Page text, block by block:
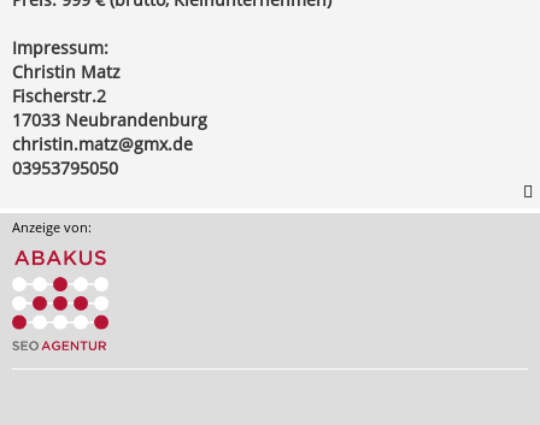
Impressum:
Christin Matz
Fischerstr.2
17033 Neubrandenburg
christin.matz@gmx.de
03953795050
Anzeige von: